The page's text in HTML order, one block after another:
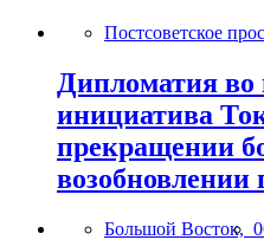
Постсоветское
Дипломатия
инициатива
прекращении
возобновлении
Большой Восток,